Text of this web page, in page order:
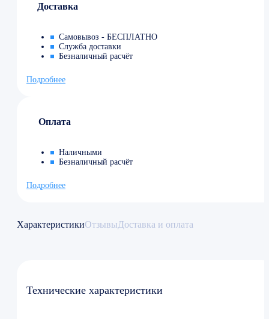
Доставка
Самовывоз - БЕСПЛАТНО
Служба доставки
Безналичный расчёт
Подробнее
Оплата
Наличными
Безналичный расчёт
Подробнее
ХарактеристикиОтзывыДоставка и оплата
Технические характеристики